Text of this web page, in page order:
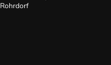
Rohrdorf